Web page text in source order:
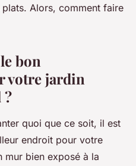
plats. Alors, comment faire
bon
votre jardin
?
quoi que ce soit, il est
endroit pour votre
mur bien exposé à la